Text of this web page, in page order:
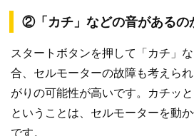
②「カチ」などの音があるの
スタートボタンを押して「カチ」
合、セルモーターの故障も考えら
がりの可能性が高いです。カチッ
ということは、セルモーターを動
です。